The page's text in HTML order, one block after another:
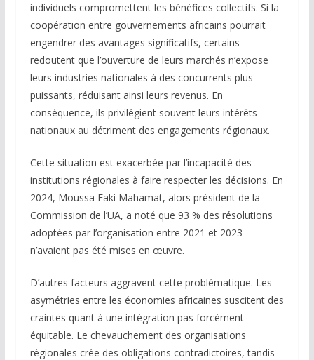
individuels compromettent les bénéfices collectifs. Si la
coopération entre gouvernements africains pourrait
engendrer des avantages significatifs, certains
redoutent que l’ouverture de leurs marchés n’expose
leurs industries nationales à des concurrents plus
puissants, réduisant ainsi leurs revenus. En
conséquence, ils privilégient souvent leurs intérêts
nationaux au détriment des engagements régionaux.
Cette situation est exacerbée par l’incapacité des
institutions régionales à faire respecter les décisions. En
2024, Moussa Faki Mahamat, alors président de la
Commission de l’UA, a noté que 93 % des résolutions
adoptées par l’organisation entre 2021 et 2023
n’avaient pas été mises en œuvre.
D’autres facteurs aggravent cette problématique. Les
asymétries entre les économies africaines suscitent des
craintes quant à une intégration pas forcément
équitable. Le chevauchement des organisations
régionales crée des obligations contradictoires, tandis